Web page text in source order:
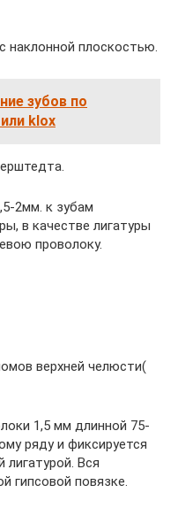
наклонной плоскостью.
зубов по
klox
2мм. к зубам
в качестве лигатуры
проволоку.
верхней челюсти(
1,5 мм длинной 75-
ряду и фиксируется
Вся
гипсовой повязке.